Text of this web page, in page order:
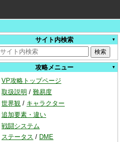
サイト内検索
攻略メニュー
VP攻略トップページ
取扱説明 /難易度
世界観 / キャラクター
追加要素・違い
戦闘システム
ステータス / DME